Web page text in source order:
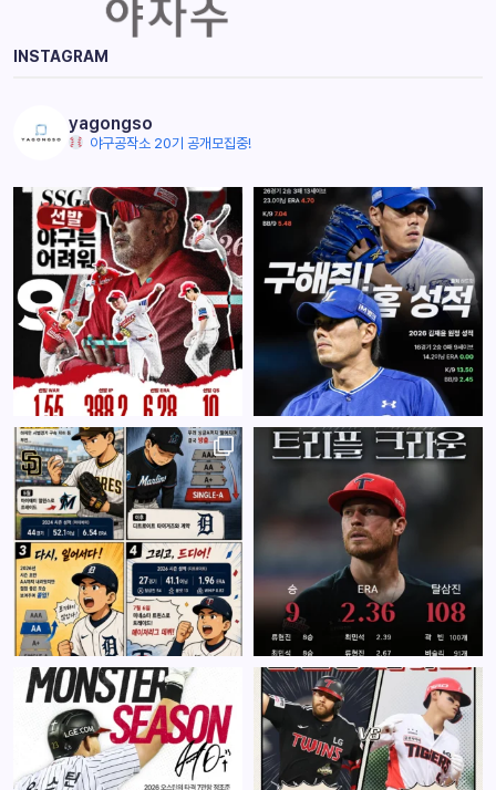
INSTAGRAM
yagongso
야구공작소 20기 공개모집중!